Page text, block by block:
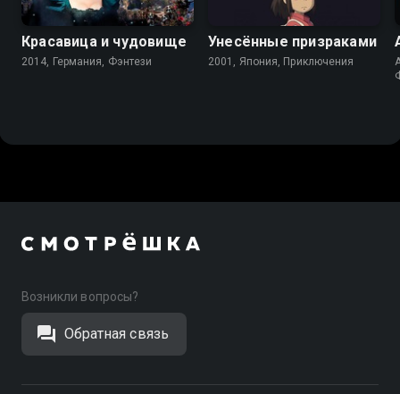
Красавица и чудовище
2014, Германия, Фэнтези
Унесённые призраками
2001, Япония, Приключения
Возникли вопросы?
Обратная связь